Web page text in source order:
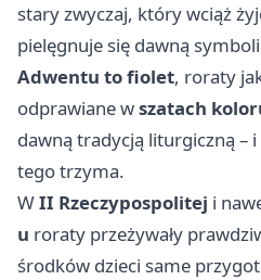
stary zwyczaj, który wciąż
pielęgnuje się dawną
Adwentu to fiolet, roraty
odprawiane wszatach
dawną tradycją liturgiczną –
tego trzyma.
WII Rzeczypospolitej i
u roraty przeżywały
środków dzieci same